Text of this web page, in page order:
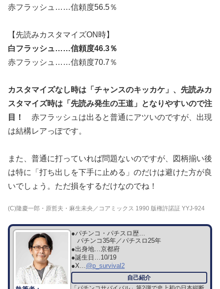
赤フラッシュ……信頼度56.5％
【先読みカスタマイズON時】
白フラッシュ……信頼度46.3％
赤フラッシュ……信頼度70.7％
カスタマイズなし時は「チャンスのキッカケ」、先読みカ
スタマイズ時は「先読み発生の王道」となりやすいので注
目！
赤フラッシュは出ると普通にアツいのですが、出現
は結構レアっぽです。
また、普通に打っていれば問題ないのですが、図柄揃い後
は特に「打ち出しを下手に止める」のだけは避けた方が良
いでしょう。ただ損をするだけなのでね！
(C)隆慶一郎・原哲夫・麻生未央／コアミックス 1990 版権許諾証 YYJ-924
●パチンコ・パチスロ歴…
パチンコ35年／パチスロ25年
●出身地… 京都府
●誕生日… 10/19
●X… @p_survival2